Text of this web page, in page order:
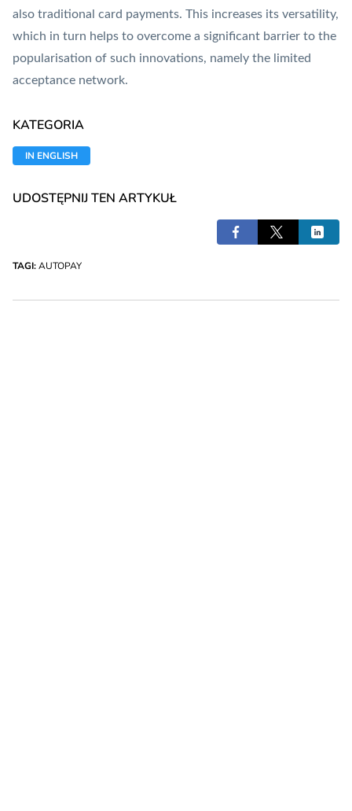
also traditional card payments. This increases its versatility,
which in turn helps to overcome a significant barrier to the
popularisation of such innovations, namely the limited
acceptance network.
KATEGORIA
IN ENGLISH
UDOSTĘPNIJ TEN ARTYKUŁ
TAGI:AUTOPAY